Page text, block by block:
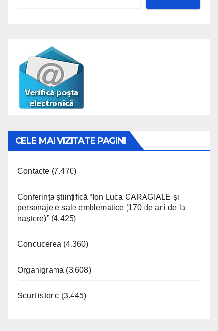
CELE MAI VIZITATE PAGINI
Contacte (7.470)
Conferința științifică “Ion Luca CARAGIALE și
personajele sale emblematice (170 de ani de la
naștere)” (4.425)
Conducerea (4.360)
Organigrama (3.608)
Scurt istoric (3.445)